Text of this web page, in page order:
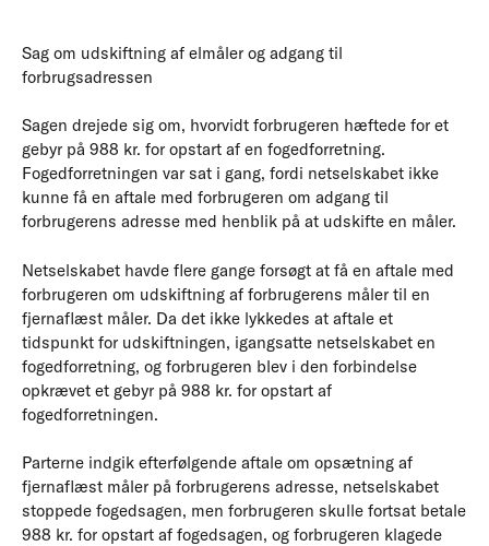
Sag om udskiftning af elmåler og adgang til
forbrugsadressen
Sagen drejede sig om, hvorvidt forbrugeren hæftede for et
gebyr på 988 kr. for opstart af en fogedforretning.
Fogedforretningen var sat i gang, fordi netselskabet ikke
kunne få en aftale med forbrugeren om adgang til
forbrugerens adresse med henblik på at udskifte en måler.
Netselskabet havde flere gange forsøgt at få en aftale med
forbrugeren om udskiftning af forbrugerens måler til en
fjernaflæst måler. Da det ikke lykkedes at aftale et
tidspunkt for udskiftningen, igangsatte netselskabet en
fogedforretning, og forbrugeren blev i den forbindelse
opkrævet et gebyr på 988 kr. for opstart af
fogedforretningen.
Parterne indgik efterfølgende aftale om opsætning af
fjernaflæst måler på forbrugerens adresse, netselskabet
stoppede fogedsagen, men forbrugeren skulle fortsat betale
988 kr. for opstart af fogedsagen, og forbrugeren klagede